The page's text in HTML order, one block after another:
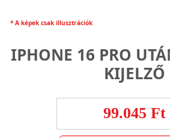
* A képek csak illusztrációk
IPHONE 16 PRO
KIJELZŐ
99.045 Ft